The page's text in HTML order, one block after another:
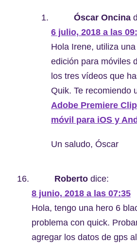
Óscar Oncina
6 julio, 2018 a las
Hola Irene, utiliza
edición para móviles
los tres vídeos que
Quik. Te recomiendo
Adobe Premiere
móvil para iOS y
Un saludo, Óscar
Roberto dice:
8 junio, 2018 a las 07:35
Hola, tengo una hero 6
problema con quick.
agregar los datos de gps